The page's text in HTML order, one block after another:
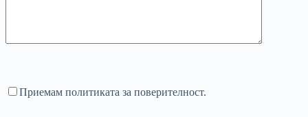
Приемам политиката за поверителност.